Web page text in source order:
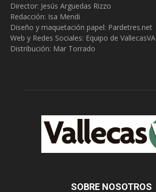
Director: Jesús Arguedas Rizzo
Redacción: Isa Mendi
Diseño y maquetación papel: Pardetres.net
Web y Redes Sociales: Equipo de VallecasVA
Distribución: Mar Torrado
SOBRE NOSOTROS